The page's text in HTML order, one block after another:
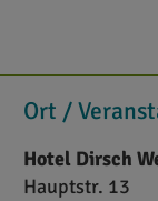
Ort /
Hotel Dirsch
Hauptstr. 13